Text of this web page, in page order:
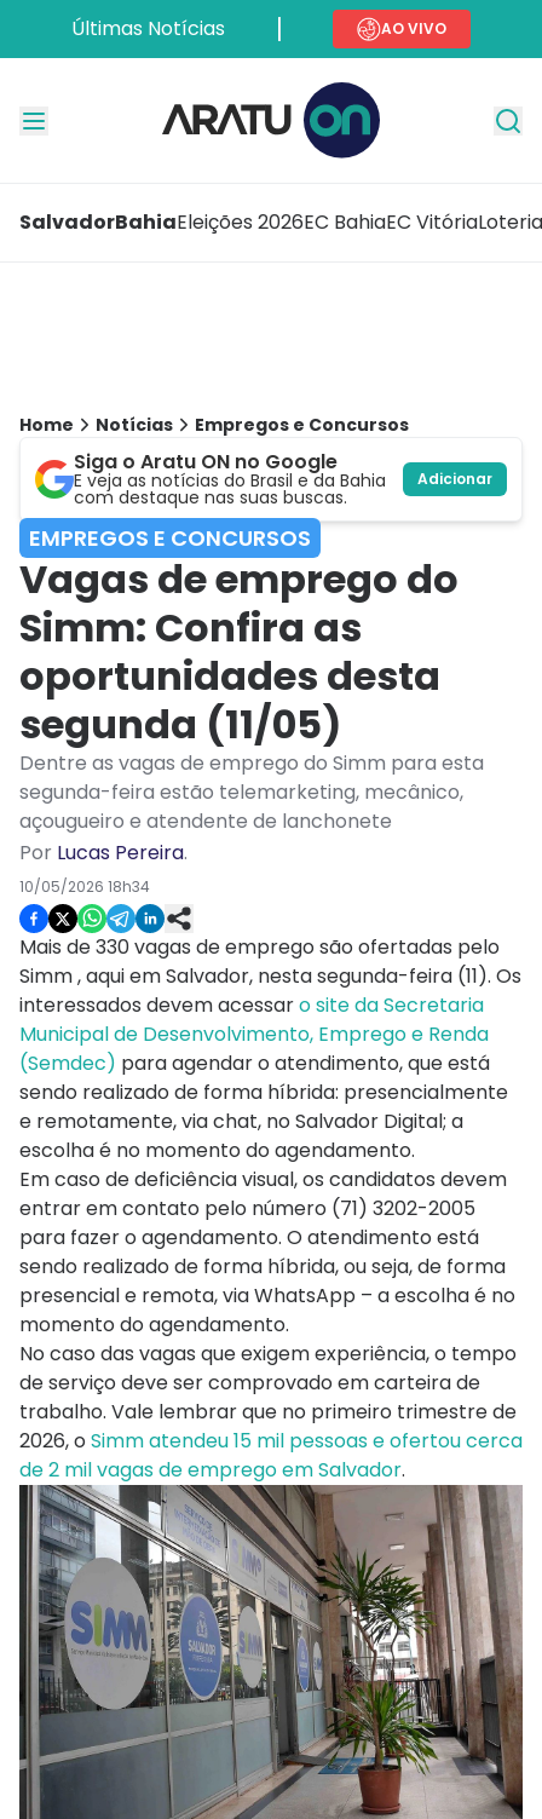
Últimas Notícias AO VIVO
SalvadorBahiaEleições 2026EC BahiaEC Vitória
Home Notícias Empregos e Concursos
Siga o Aratu ON no Google
E veja as notícias do Brasil e da Bahia
com destaque nas suas buscas.
Adicionar
EMPREGOS E CONCURSOS
Vagas de emprego do
Simm: Confira as
oportunidades desta
segunda (11/05)
Dentre as vagas de emprego do Simm para esta
segunda-feira estão telemarketing, mecânico,
açougueiro e atendente de lanchonete
Por Lucas Pereira.
10/05/2026 18h34
Mais de 330 vagas de emprego são ofertadas pelo
Simm , aqui em Salvador, nesta segunda-feira (11). Os
interessados devem acessaro site da Secretaria
Municipal de Desenvolvimento, Emprego e Renda
(Semdec) para agendar o atendimento, que está
sendo realizado de forma híbrida: presencialmente
e remotamente, via chat, no Salvador Digital; a
escolha é no momento do agendamento.
Em caso de deficiência visual, os candidatos devem
entrar em contato pelo número (71) 3202-2005
para fazer o agendamento. O atendimento está
sendo realizado de forma híbrida, ou seja, de forma
presencial e remota, via WhatsApp – a escolha é no
momento do agendamento.
No caso das vagas que exigem experiência, o tempo
de serviço deve ser comprovado em carteira de
trabalho. Vale lembrar que no primeiro trimestre de
2026, o Simm atendeu 15 mil pessoas e ofertou cerca
de 2 mil vagas de emprego em Salvador.